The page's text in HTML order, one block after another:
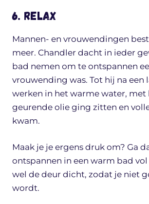
6. Relax
Mannen- en vrouwendingen
meer. Chandler dacht in ieder
bad nemen om te ontspannen
vrouwending was. Tot hij na een
werken in het warme water, met
geurende olie ging zitten en
kwam.
Maak je je ergens druk om? Ga
ontspannen in een warm bad
wel de deur dicht, zodat je niet
wordt.